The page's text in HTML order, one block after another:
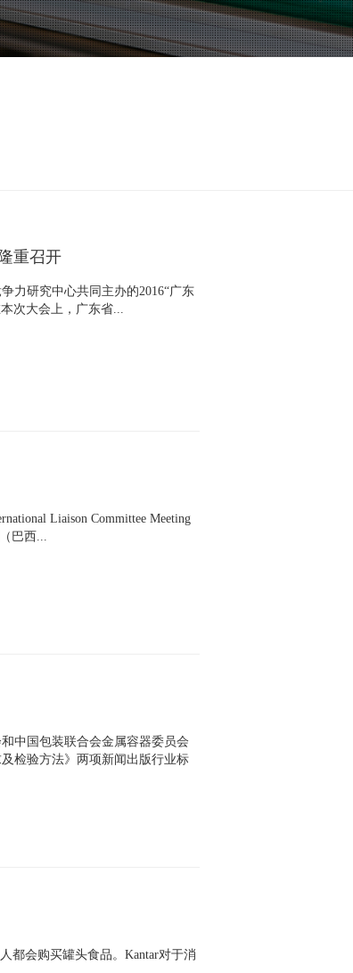
重召开
力研究中心共同主办的2016“广东
次大会上，广东省...
Liaison Committee Meeting
巴西...
中国包装联合会金属容器委员会
检验方法》两项新闻出版行业标
都会购买罐头食品。Kantar对于消